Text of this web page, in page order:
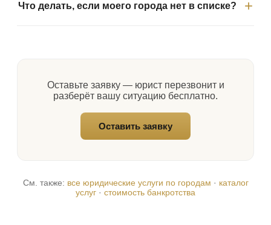
Что делать, если моего города нет в списке?
Оставьте заявку — юрист перезвонит и
разберёт вашу ситуацию бесплатно.
Оставить заявку
См. также: все юридические услуги по городам · каталог
услуг · стоимость банкротства